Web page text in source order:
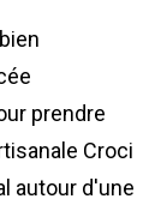
prendre
Croci
autour d'une